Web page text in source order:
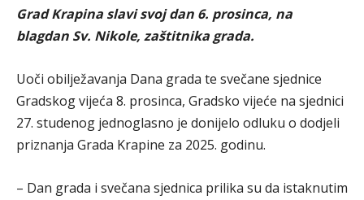
Grad Krapina slavi svoj dan 6. prosinca, na
blagdan Sv. Nikole, zaštitnika grada.
Uoči obilježavanja Dana grada te svečane sjednice
Gradskog vijeća 8. prosinca, Gradsko vijeće na sjednici
27. studenog jednoglasno je donijelo odluku o dodjeli
priznanja Grada Krapine za 2025. godinu.
– Dan grada i svečana sjednica prilika su da istaknutim